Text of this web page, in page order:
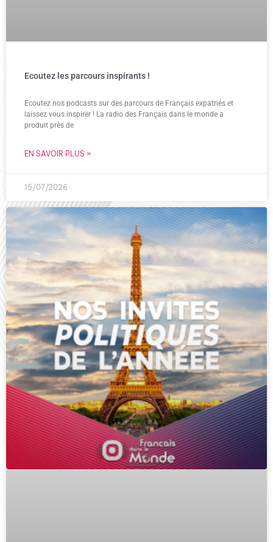
Ecoutez les parcours inspirants !
Ecoutez nos podcasts sur des parcours de Français expatriés et
laissez vous inspirer ! La radio des Français dans le monde a
produit près de
EN SAVOIR PLUS »
15/07/2026